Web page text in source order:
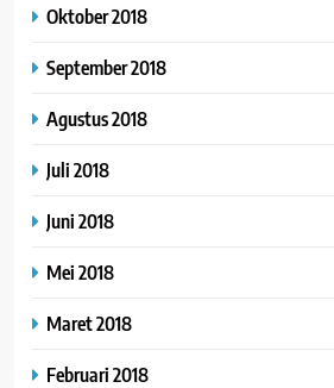
Oktober 2018
September 2018
Agustus 2018
Juli 2018
Juni 2018
Mei 2018
Maret 2018
Februari 2018